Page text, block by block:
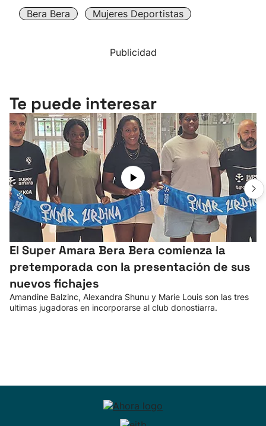
Bera Bera Mujeres Deportistas
Publicidad
Te puede interesar
El Super Amara Bera Bera comienza la
pretemporada con la presentación de sus
nuevos fichajes
Amandine Balzinc, Alexandra Shunu y Marie Louis son las tres
ultimas jugadoras en incorporarse al club donostiarra.